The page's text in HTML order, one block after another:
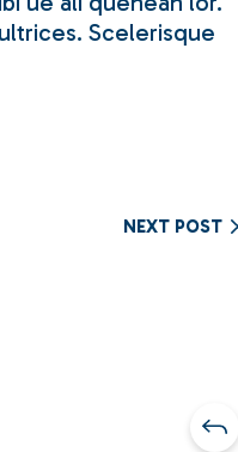
Scelerisque
NEXT POST